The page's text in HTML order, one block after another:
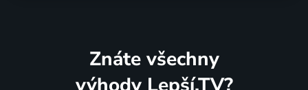
Znáte všechny